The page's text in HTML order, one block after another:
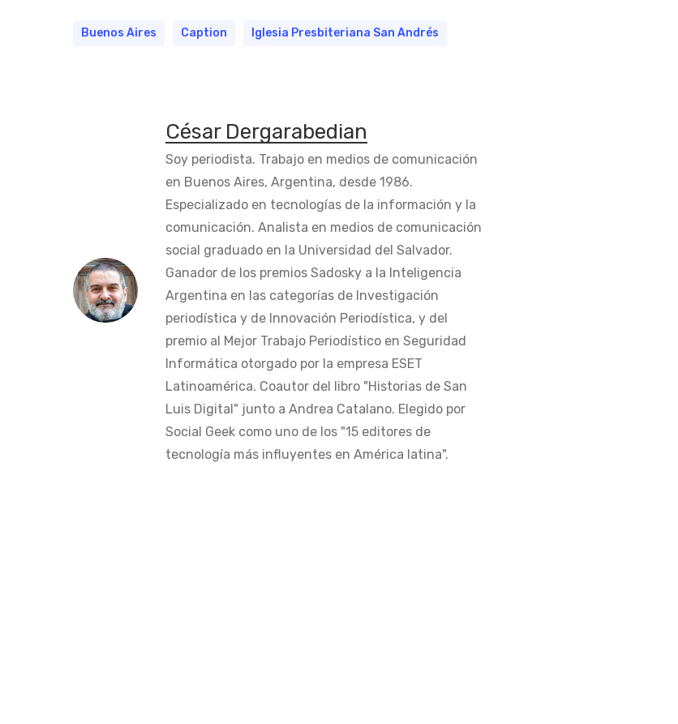
Buenos Aires Caption Iglesia Presbiteriana San Andrés
César Dergarabedian
Soy periodista. Trabajo en medios de comunicación
en Buenos Aires, Argentina, desde 1986.
Especializado en tecnologías de la información y la
comunicación. Analista en medios de comunicación
social graduado en la Universidad del Salvador.
Ganador de los premios Sadosky a la Inteligencia
Argentina en las categorías de Investigación
periodística y de Innovación Periodística, y del
premio al Mejor Trabajo Periodístico en Seguridad
Informática otorgado por la empresa ESET
Latinoamérica. Coautor del libro "Historias de San
Luis Digital" junto a Andrea Catalano. Elegido por
Social Geek como uno de los "15 editores de
tecnología más influyentes en América latina".